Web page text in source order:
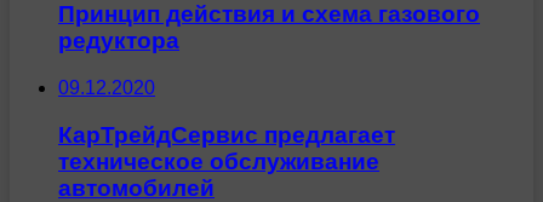
Принцип действия и схема газового
редуктора
09.12.2020
КарТрейдСервис предлагает
техническое обслуживание
автомобилей